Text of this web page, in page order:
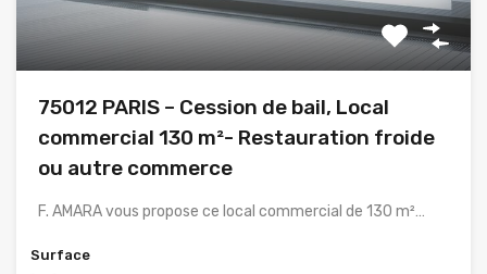
75012 PARIS – Cession de bail, Local
commercial 130 m²- Restauration froide
ou autre commerce
F. AMARA vous propose ce local commercial de 130 m²…
Surface